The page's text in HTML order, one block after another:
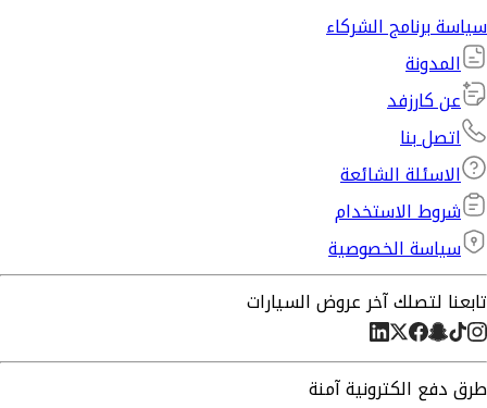
سياسة برنامج الشركاء
المدونة
عن كارزفد
اتصل بنا
الاسئلة الشائعة
شروط الاستخدام
سياسة الخصوصية
تابعنا لتصلك آخر عروض السيارات
طرق دفع الكترونية آمنة